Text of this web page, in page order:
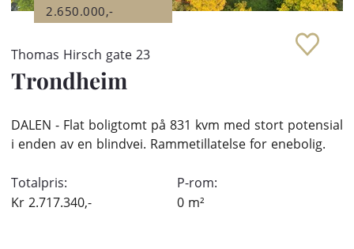
2.650.000,-
Thomas Hirsch gate 23
Trondheim
DALEN - Flat boligtomt på 831 kvm med stort potensial
i enden av en blindvei. Rammetillatelse for enebolig.
Totalpris:
Kr 2.717.340,-
P-rom:
0 m²